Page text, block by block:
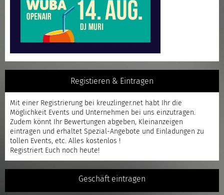
Registieren & Eintragen
Mit einer Registrierung bei kreuzlinger.net habt Ihr die
Möglichkeit Events und Unternehmen bei uns einzutragen.
Zudem könnt Ihr Bewertungen abgeben, Kleinanzeigen
eintragen und erhaltet Spezial-Angebote und Einladungen zu
tollen Events, etc. Alles kostenlos !
Registriert Euch noch heute!
Geschäft eintragen